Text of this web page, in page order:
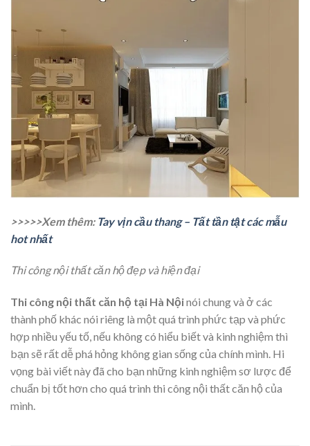
>>>>>Xem thêm: Tay vịn cầu thang – Tất tần tật các mẫu
hot nhất
Thi công nội thất căn hộ đẹp và hiện đại
Thi công nội thất căn hộ tại Hà Nộinói chung và ở các
thành phố khác nói riêng là một quá trình phức tạp và phức
hợp nhiều yếu tố, nếu không có hiểu biết và kinh nghiệm thì
bạn sẽ rất dễ phá hỏng không gian sống của chính mình. Hi
vọng bài viết này đã cho bạn những kinh nghiệm sơ lược để
chuẩn bị tốt hơn cho quá trình thi công nội thất căn hộ của
mình.